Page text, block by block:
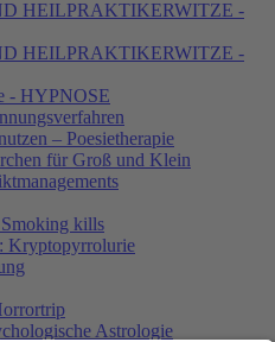
HEILPRAKTIKERWITZE -
HEILPRAKTIKERWITZE -
- HYPNOSE
– Poesietherapie
für Groß und Klein
kills
Kryptopyrrolurie
Astrologie